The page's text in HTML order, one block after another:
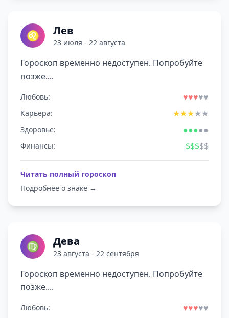
♌ Лев
23 июля - 22 августа
Гороскоп временно недоступен. Попробуйте
позже....
Любовь: ♥♥♥♥♥
Карьера: ★★★★★
Здоровье: ●●●●●
Финансы: $$$$$
Читать полный гороскоп
Подробнее о знаке →
♍ Дева
23 августа - 22 сентября
Гороскоп временно недоступен. Попробуйте
позже....
Любовь: ♥♥♥♥♥